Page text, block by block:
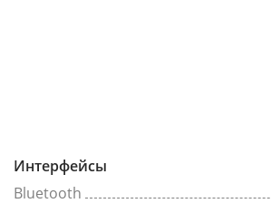
Интерфейсы
Bluetooth